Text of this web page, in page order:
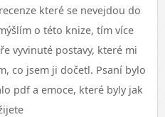
které se nevejdou do
o této knize, tím více
vyvinuté postavy, které mi
co jsem ji dočetl. Psaní bylo
pdf a emoce, které byly jak